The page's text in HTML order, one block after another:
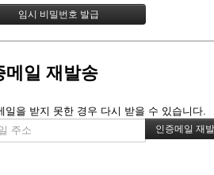
메일 재발송
일을 받지 못한 경우 다시 받을 수 있습니다.